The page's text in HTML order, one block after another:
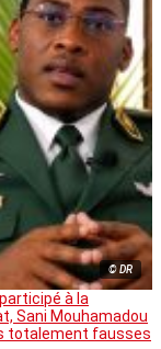
© DR
à la
Sani Mouhamadou
totalement fausses